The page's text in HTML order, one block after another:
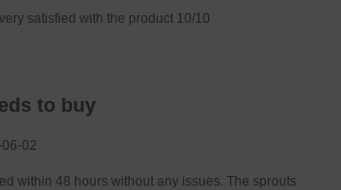
satisfied with the product 10/10
to buy
02
within 48 hours without any issues. The sprouts